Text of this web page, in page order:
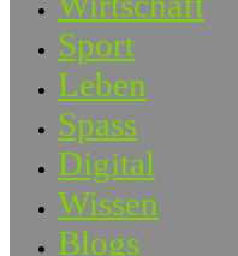
Sport
Leben
Spass
Digital
Wissen
Blogs